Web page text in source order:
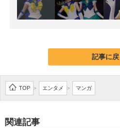
記事に戻
TOP > エンタメ > マンガ
関連記事